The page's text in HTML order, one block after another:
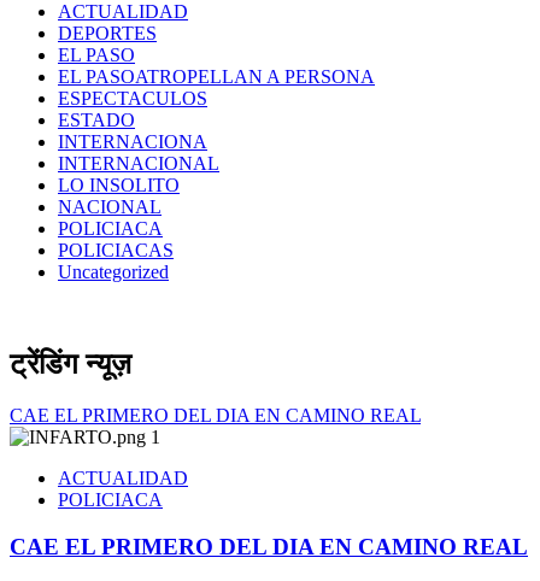
ACTUALIDAD
DEPORTES
EL PASO
EL PASOATROPELLAN A PERSONA
ESPECTACULOS
ESTADO
INTERNACIONA
INTERNACIONAL
LO INSOLITO
NACIONAL
POLICIACA
POLICIACAS
Uncategorized
ट्रेंडिंग न्यूज़
CAE EL PRIMERO DEL DIA EN CAMINO REAL
1
ACTUALIDAD
POLICIACA
CAE EL PRIMERO DEL DIA EN CAMINO REAL